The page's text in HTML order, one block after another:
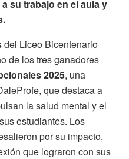
su trabajo en el aula y
del Liceo Bicentenario
de los tres ganadores
2025, una
que destaca a
la salud mental y el
estudiantes. Los
por su impacto,
que lograron con sus